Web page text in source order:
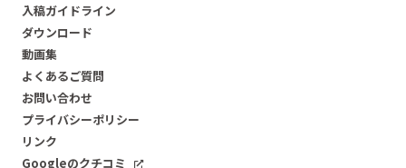
入稿ガイドライン
ダウンロード
動画集
よくあるご質問
お問い合わせ
プライバシーポリシー
リンク
Googleのクチコミ